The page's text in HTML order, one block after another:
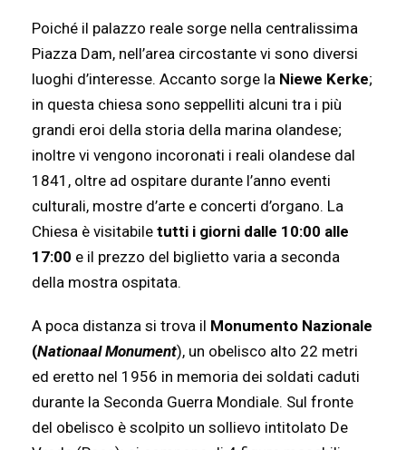
Poiché il palazzo reale sorge nella centralissima
Piazza Dam, nell’area circostante vi sono diversi
luoghi d’interesse. Accanto sorge la Niewe Kerke;
in questa chiesa sono seppelliti alcuni tra i più
grandi eroi della storia della marina olandese;
inoltre vi vengono incoronati i reali olandese dal
1841, oltre ad ospitare durante l’anno eventi
culturali, mostre d’arte e concerti d’organo. La
Chiesa è visitabile tutti i giorni dalle 10:00 alle
17:00 e il prezzo del biglietto varia a seconda
della mostra ospitata.
A poca distanza si trova il Monumento Nazionale
(Nationaal Monument), un obelisco alto 22 metri
ed eretto nel 1956 in memoria dei soldati caduti
durante la Seconda Guerra Mondiale. Sul fronte
del obelisco è scolpito un sollievo intitolato De